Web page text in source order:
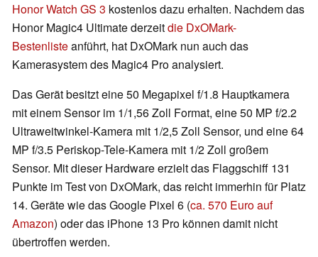
Honor Watch GS 3 kostenlos dazu erhalten. Nachdem das
Honor Magic4 Ultimate derzeitdie DxOMark-
Bestenlisteanführt, hat DxOMark nun auch das
Kamerasystem des Magic4 Pro analysiert.
Das Gerät besitzt eine 50 Megapixel f/1.8 Hauptkamera
mit einem Sensor im 1/1,56 Zoll Format, eine 50 MP f/2.2
Ultraweitwinkel-Kamera mit 1/2,5 Zoll Sensor, und eine 64
MP f/3.5 Periskop-Tele-Kamera mit 1/2 Zoll großem
Sensor. Mit dieser Hardware erzielt das Flaggschiff 131
Punkte im Test von DxOMark, das reicht immerhin für Platz
14. Geräte wie das Google Pixel 6 (ca. 570 Euro auf
Amazon) oder das iPhone 13 Pro können damit nicht
übertroffen werden.